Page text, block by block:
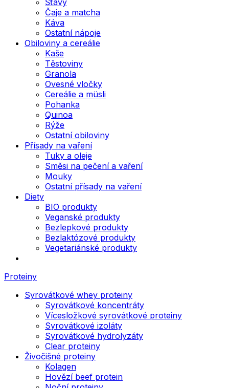
Čaje a matcha
Káva
Ostatní nápoje
Obiloviny a cereálie
Kaše
Těstoviny
Granola
Ovesné vločky
Cereálie a müsli
Pohanka
Quinoa
Rýže
Ostatní obiloviny
Přísady na vaření
Tuky a oleje
Směsi na pečení a vaření
Mouky
Ostatní přísady na vaření
Diety
BIO produkty
Veganské produkty
Bezlepkové produkty
Bezlaktózové produkty
Vegetariánské produkty
Proteiny
Syrovátkové whey proteiny
Syrovátkové koncentráty
Vícesložkové syrovátkové proteiny
Syrovátkové izoláty
Syrovátkové hydrolyzáty
Clear proteiny
Živočišné proteiny
Kolagen
Hovězí beef protein